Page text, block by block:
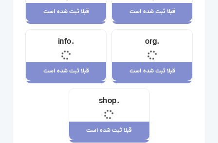
قبلا ثبت شده است
23,710,000 ریال
قبلا ثبت شده است
.org
قبلا ثبت شده است
.info
قبلا ثبت شده است
.shop
قبلا ثبت شده است